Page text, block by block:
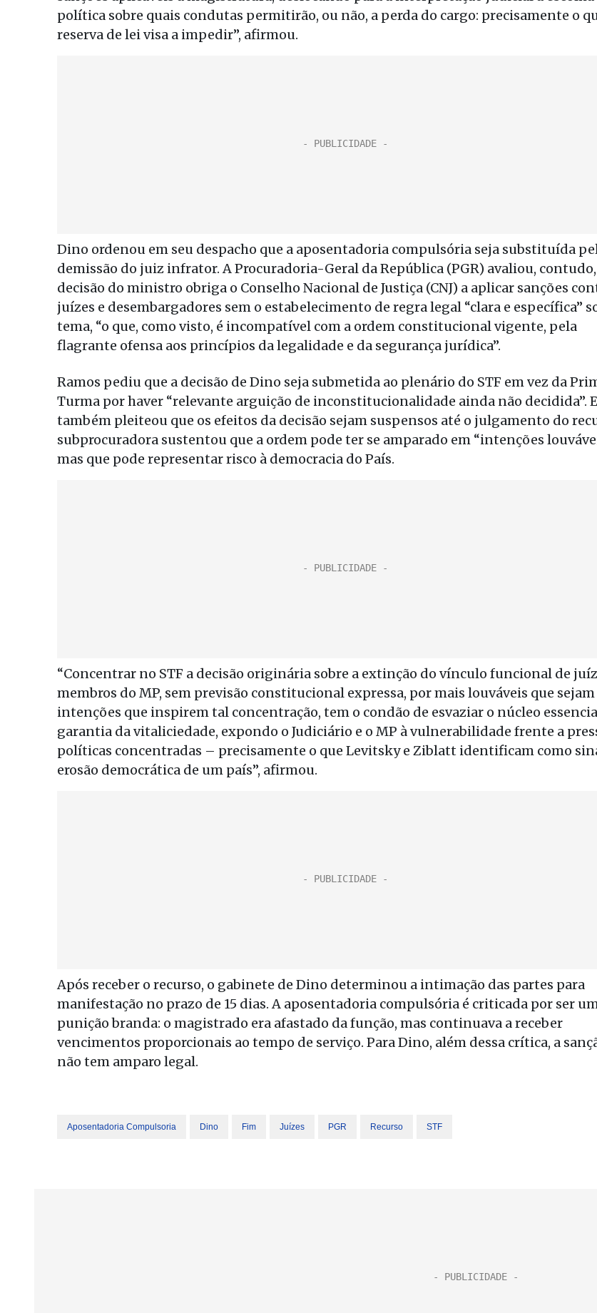
política sobre quais condutas permitirão, ou não, a perda do cargo: precisamente o
reserva de lei visa a impedir”, afirmou.
Dino ordenou em seu despacho que a aposentadoria compulsória seja substituída
demissão do juiz infrator. A Procuradoria-Geral da República (PGR) avaliou, contudo,
decisão do ministro obriga o Conselho Nacional de Justiça (CNJ) a aplicar sanções
juízes e desembargadores sem o estabelecimento de regra legal “clara e específica”
tema, “o que, como visto, é incompatível com a ordem constitucional vigente, pela
flagrante ofensa aos princípios da legalidade e da segurança jurídica”.
Ramos pediu que a decisão de Dino seja submetida ao plenário do STF em vez da
Turma por haver “relevante arguição de inconstitucionalidade ainda não decidida”.
também pleiteou que os efeitos da decisão sejam suspensos até o julgamento do
subprocuradora sustentou que a ordem pode ter se amparado em “intenções
mas que pode representar risco à democracia do País.
“Concentrar no STF a decisão originária sobre a extinção do vínculo funcional de
membros do MP, sem previsão constitucional expressa, por mais louváveis que sejam
intenções que inspirem tal concentração, tem o condão de esvaziar o núcleo
garantia da vitaliciedade, expondo o Judiciário e o MP à vulnerabilidade frente a
políticas concentradas – precisamente o que Levitsky e Ziblatt identificam como
erosão democrática de um país”, afirmou.
Após receber o recurso, o gabinete de Dino determinou a intimação das partes para
manifestação no prazo de 15 dias. A aposentadoria compulsória é criticada por ser
punição branda: o magistrado era afastado da função, mas continuava a receber
vencimentos proporcionais ao tempo de serviço. Para Dino, além dessa crítica, a
não tem amparo legal.
Aposentadoria Compulsoria Dino Fim Juízes PGR Recurso STF